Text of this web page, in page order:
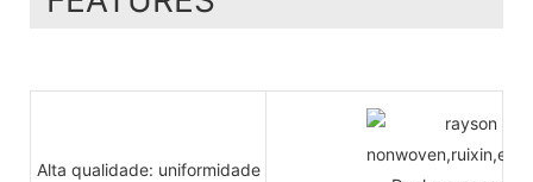
Alta qualidade: uniformidade